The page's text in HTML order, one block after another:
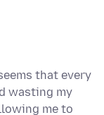
that every
wasting my
me to